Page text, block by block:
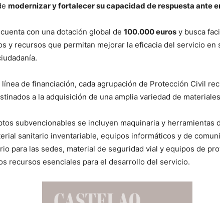
modernizar y fortalecer su capacidad de respuesta ante
con una dotación global de 100.000 euros y busca
y recursos que permitan mejorar la eficacia del servicio en
de financiación, cada agrupación de Protección Civil
a la adquisición de una amplia variedad de
subvencionables se incluyen maquinaria y herramientas
sanitario inventariable, equipos informáticos y de
para las sedes, material de seguridad vial y equipos de
recursos esenciales para el desarrollo del servicio.